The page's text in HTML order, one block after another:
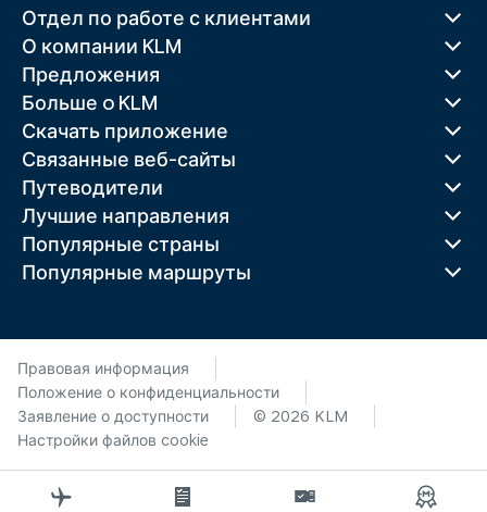
Отдел по работе с клиентами
О компании KLM
Предложения
Больше o KLM
Скачать приложение
Связанные веб-сайты
Путеводители
Лучшие направления
Популярные страны
Популярные маршруты
Правовая информация
Положение о конфиденциальности
Заявление о доступности
© 2026 KLM
Настройки файлов cookie